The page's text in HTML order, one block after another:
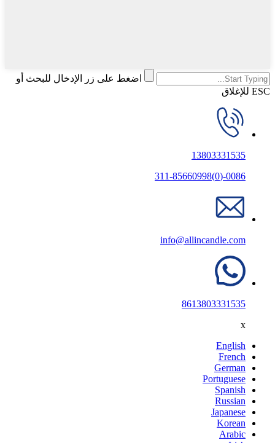
اضغط على زر الإدخال للبحث أو
ESC للإغلاق
13803331535
0086-(0)311-85660998
info@allincandle.com
8613803331535
x
English
French
German
Portuguese
Spanish
Russian
Japanese
Korean
Arabic